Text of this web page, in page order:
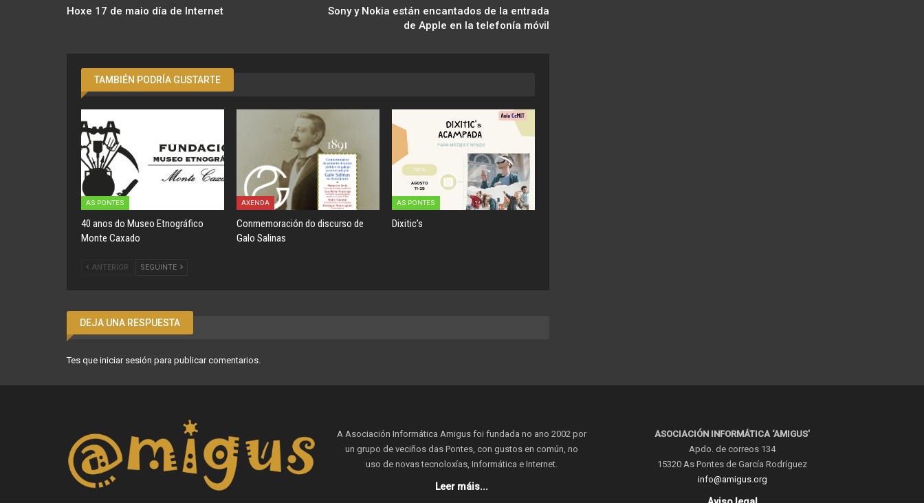
Hoxe 17 de maio día de Internet
Sony y Nokia están encantados de la entrada
de Apple en la telefonía móvil
TAMBIÉN PODRÍA GUSTARTE
AS PONTES
40 anos do Museo Etnográfico
Monte Caxado
AXENDA
Conmemoración do discurso de
Galo Salinas
AS PONTES
Dixitic’s
ANTERIOR SEGUINTE
DEJA UNA RESPUESTA
Tes que iniciar sesión para publicar comentarios.
A Asociación Informática Amigus foi fundada no ano 2002 por
un grupo de veciños das Pontes, con gustos en común, no
uso de novas tecnoloxías, Informática e Internet.
Leer máis...
ASOCIACIÓN INFORMÁTICA ‘AMIGUS’
Apdo. de correos 134
15320 As Pontes de García Rodríguez
info@amigus.org